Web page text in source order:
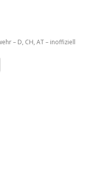
– D, CH, AT – inoffiziell
Springe zum Inhalt